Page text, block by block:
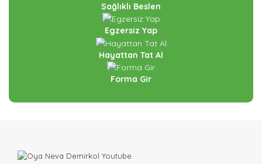
Sağlıklı Beslen
Egzersiz Yap
Hayattan Tat Al
Forma Gir